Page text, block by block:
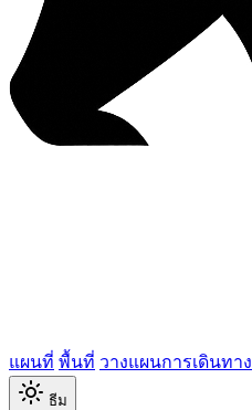
แผนที่ พื้นที่ วางแผนการเดินทาง
ธีม